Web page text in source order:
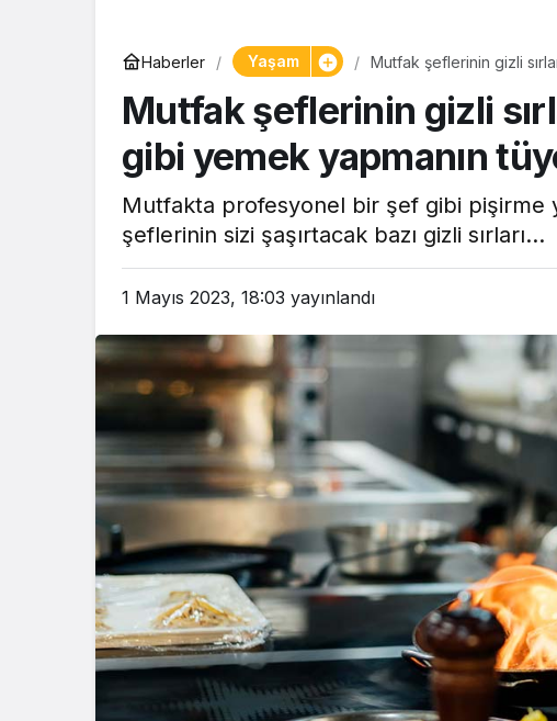
Haberler Yaşam Mutfak şeflerinin gizli
Mutfak şeflerinin gizli
gibi yemek yapmanın
Mutfakta profesyonel bir şef gibi pişirme
şeflerinin sizi şaşırtacak bazı gizli sırları...
1 Mayıs 2023, 18:03 yayınlandı